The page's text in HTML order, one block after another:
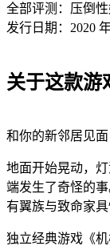
全部评测： 压倒
发行日期：2020
关于这款游
和你的新邻居见面
地面开始晃动，
端发生了奇怪的
有翼族与致命家具
独立经典游戏《